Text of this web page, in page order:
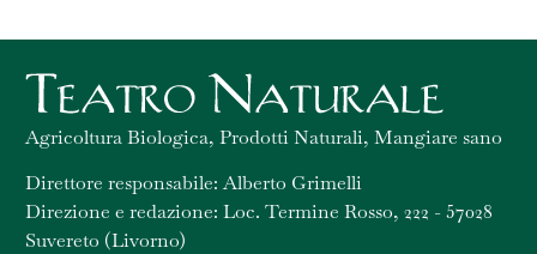
Agricoltura Biologica, Prodotti Naturali, Mangiare sano
Direttore responsabile: Alberto Grimelli
Direzione e redazione: Loc. Termine Rosso, 222 - 57028
Suvereto (Livorno)